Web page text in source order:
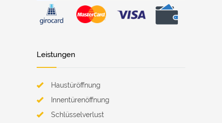
Leistungen
Haustüröffnung
Innentürenöffnung
Schlüsselverlust